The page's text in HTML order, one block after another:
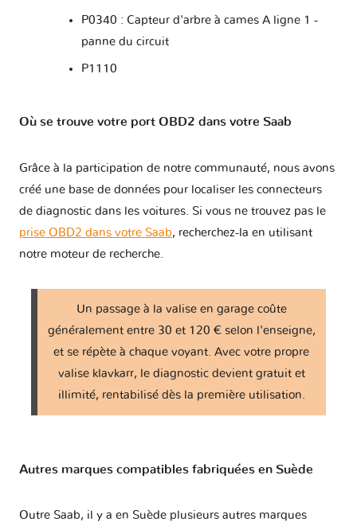
P0340 : Capteur d'arbre à cames A ligne 1 -
panne du circuit
P1110
Où se trouve votre port OBD2 dans votre Saab
Grâce à la participation de notre communauté, nous avons
créé une base de données pour localiser les connecteurs
de diagnostic dans les voitures. Si vous ne trouvez pas le
prise OBD2 dans votre Saab, recherchez-la en utilisant
notre moteur de recherche.
Un passage à la valise en garage coûte
généralement entre 30 et 120 € selon l'enseigne,
et se répète à chaque voyant. Avec votre propre
valise klavkarr, le diagnostic devient gratuit et
illimité, rentabilisé dès la première utilisation.
Autres marques compatibles fabriquées en Suède
Outre Saab, il y a en Suède plusieurs autres marques